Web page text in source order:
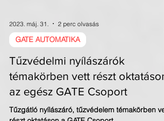
2023. máj. 31. 2 perc olvasás
GATE AUTOMATIKA
Tűzvédelmi nyílászárók
témakörben vett részt oktatáson
az egész GATE Csoport